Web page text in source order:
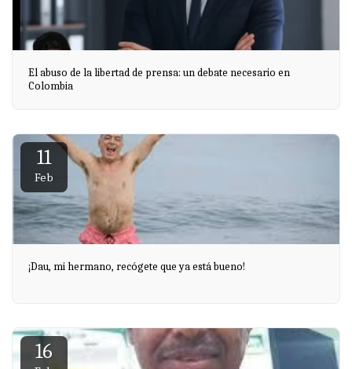
El abuso de la libertad de prensa: un debate necesario en
Colombia
11
Feb
¡Dau, mi hermano, recógete que ya está bueno!
16